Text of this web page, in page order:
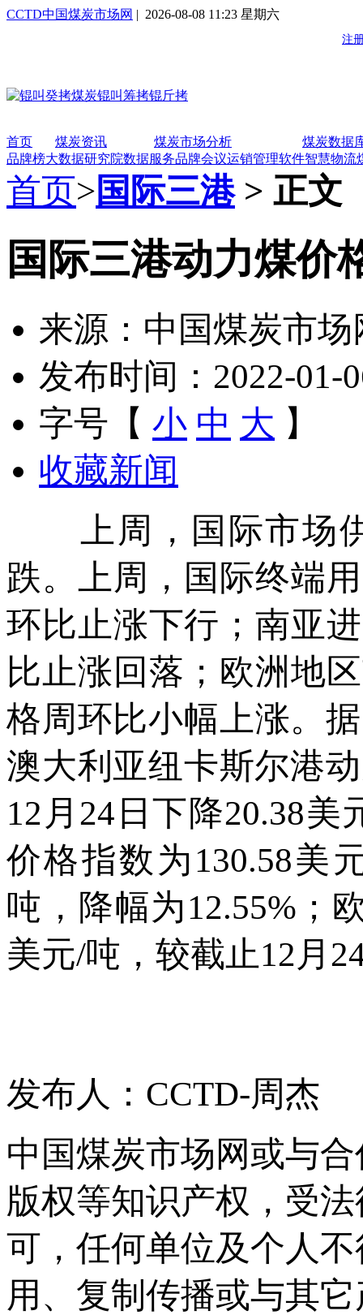
CCTD中国煤炭市场网 | 2026-08-08 11:23 星期六
首页 煤炭资讯 煤炭市场分析
煤炭数据
品牌榜大数据研究院数据服务品牌会议运销管理软件智慧物流
首页>国际三港> 正文
国际三港动力煤价
来源：中国煤炭市场
发布时间：2022-01-
字号【 小 中 大 】
收藏新闻
上周，国际市场供
跌。上周，国际终端
环比止涨下行；南亚
比止涨回落；欧洲地
格周环比小幅上涨。
澳大利亚纽卡斯尔港
12月24日下降20.38
价格指数为130.58美
吨，降幅为12.55%；
美元/吨，较截止12月
发布人：CCTD-周杰
中国煤炭市场网或与
版权等知识产权，受
可，任何单位及个人
用、复制传播或与其